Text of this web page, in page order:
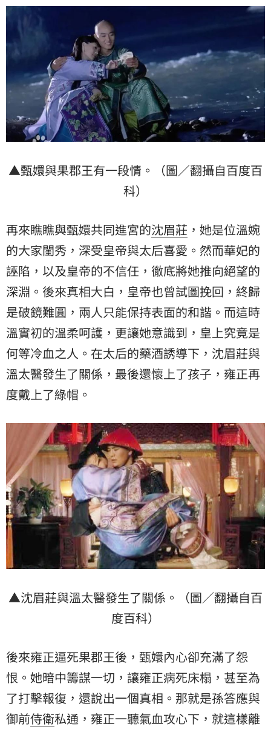
▲甄嬛與果郡王有一段情。（圖／翻攝自百度百
科）
再來瞧瞧與甄嬛共同進宮的沈眉莊 ，她是位溫婉
的大家閨秀，深受皇帝與太后喜愛。然而華妃的
誣陷，以及皇帝的不信任，徹底將她推向絕望的
深淵。後來真相大白，皇帝也曾試圖挽回，終歸
是破鏡難圓，兩人只能保持表面的和諧。而這時
溫實初的溫柔呵護，更讓她意識到，皇上究竟是
何等冷血之人。在太后的藥酒誘導下，沈眉莊與
溫太醫發生了關係，最後還懷上了孩子，雍正再
度戴上了綠帽。
▲沈眉莊與溫太醫發生了關係。（圖／翻攝自百
度百科）
後來雍正逼死果郡王後，甄嬛內心卻充滿了怨
恨。她暗中籌謀一切，讓雍正病死床榻，甚至為
了打擊報復，還說出一個真相。那就是孫答應與
御前侍衛私通，雍正一聽氣血攻心下，就這樣離